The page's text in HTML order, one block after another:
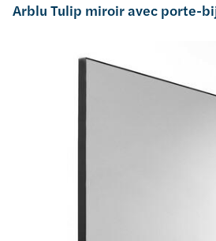
Arblu Tulip miroir avec porte-